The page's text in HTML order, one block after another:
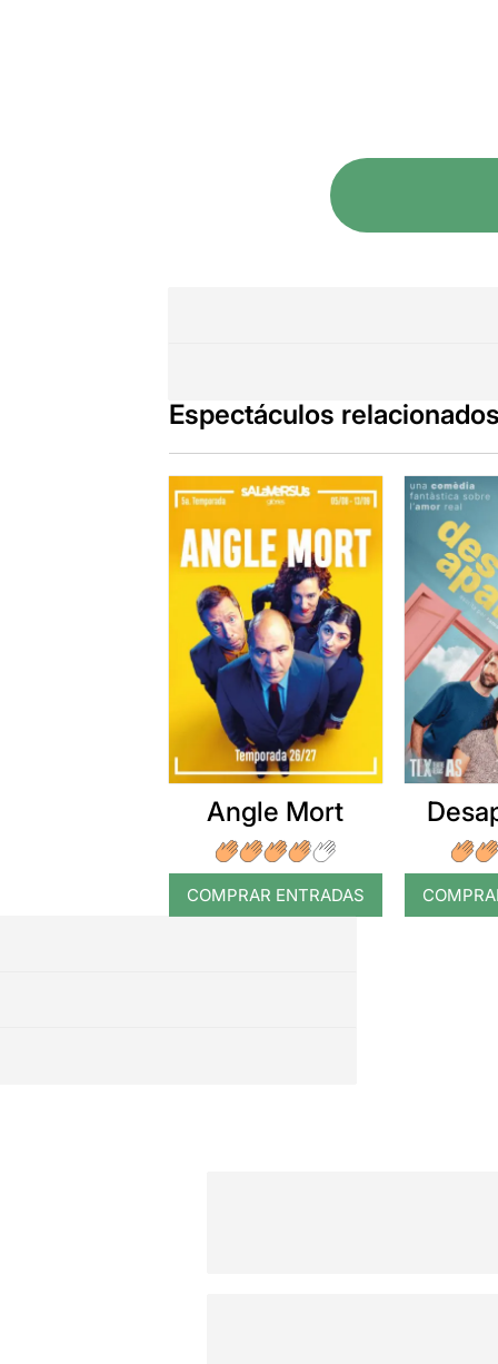
Espectáculos
Angle Mort
COMPRAR ENTRADAS